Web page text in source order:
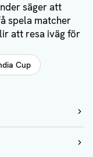
säger att
spela matcher
att resa iväg för
Cup